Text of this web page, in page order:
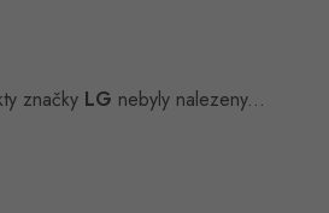
značky LG nebyly nalezeny...